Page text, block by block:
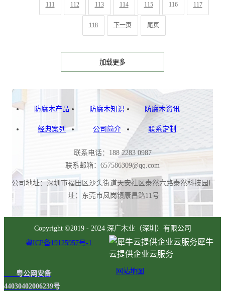
111 112 113 114 115 116 117
118 下一页 尾页
防腐木产品 防腐木知识 防腐木资讯
经典案列 公司简介 联系定制
联系电话：188 2283 0987
联系邮箱：657586309@qq.com
公司地址：深圳市福田区沙头街道天安社区泰然六路泰然科技园厂
址：东莞市凤岗镇康昌路11号
更
多
Copyright ©2019 - 2024 深广木业（深圳）有限公司
粤ICP备19125957号-1
犀牛
云提供企业云服务
网站地图
粤公网安备
44030402006239号